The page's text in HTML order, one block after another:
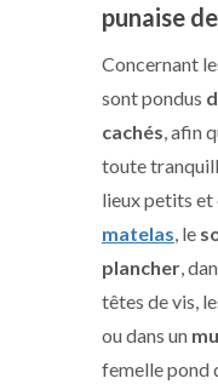
punaise
Concernant
sont pondus
cachés , afin
toute
lieux petits et
matelas , le
plancher ,
têtes de vis,
ou dans un
femelle pond